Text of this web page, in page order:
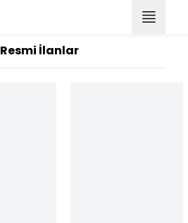
Resmi İlanlar